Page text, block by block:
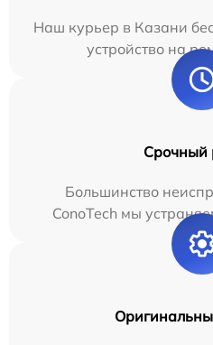
Наш курьер в Казани
устройство на
Срочный
Большинство
ConoTech мы